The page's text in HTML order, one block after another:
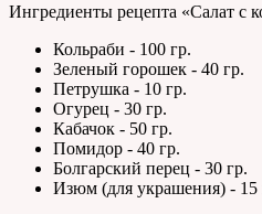
Ингредиенты рецепта «Салат с
Кольраби - 100 гр.
Зеленый горошек - 40 гр.
Петрушка - 10 гр.
Огурец - 30 гр.
Кабачок - 50 гр.
Помидор - 40 гр.
Болгарский перец - 30 гр.
Изюм (для украшения) - 15